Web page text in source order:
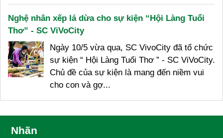
Nghệ nhân xếp lá dừa cho sự kiện “Hội Làng Tuổi
Thơ” - SC ViVoCity
Ngày 10/5 vừa qua, SC VivoCity đã tổ chức
sự kiện “ Hội Làng Tuổi Thơ ” - SC ViVoCity.
Chủ đề của sự kiện là mang đến niềm vui
cho con và gợ...
Nhãn